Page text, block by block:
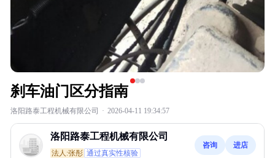
刹车油门区分指南
洛阳路泰工程机械有限公司 · 2026-04-11 19:34:57
洛阳路泰工程机械有限公司
法人:张彤 通过真实性核验
咨询 进店